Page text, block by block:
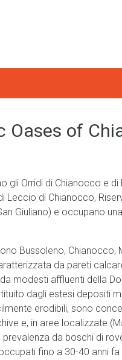
Oases of
gli Orridi di Chianocco e
Leccio di Chianocco,
Giuliano) e occupano
Bussoleno, Chianocco,
da pareti
modesti affluenti della
dagli estesi depositi
erodibili, sono
e, in aree localizzate
da boschi di
fino a 30-40 anni